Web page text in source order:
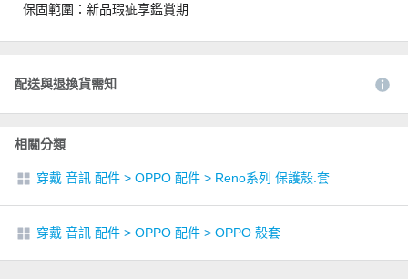
保固範圍：新品瑕疵享鑑賞期
配送與退換貨需知
相關分類
穿戴 音訊 配件 > OPPO 配件 > Reno系列 保護殼.套
穿戴 音訊 配件 > OPPO 配件 > OPPO 殼套